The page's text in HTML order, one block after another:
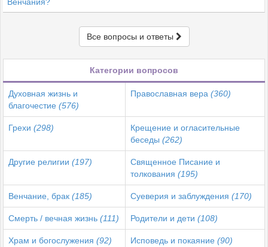
Все вопросы и ответы
Категории вопросов
Духовная жизнь и
благочестие (576)
Православная вера (360)
Грехи (298)
Крещение и огласительные
беседы (262)
Другие религии (197)
Священное Писание и
толкования (195)
Венчание, брак (185) Суеверия и заблуждения (170)
Смерть / вечная жизнь (111) Родители и дети (108)
Храм и богослужения (92) Исповедь и покаяние (90)